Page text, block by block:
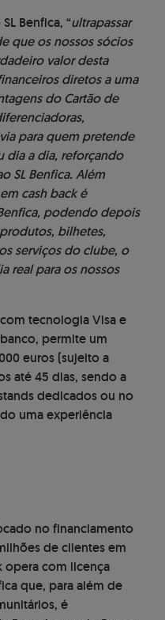
Benfica, “ultrapassar
que os nossos sócios
valor desta
diretos a uma
do Cartão de
para quem pretende
dia a dia, reforçando
SL Benfica. Além
cash back é
podendo depois
bilhetes,
serviços do clube, o
real para os nossos
tecnologia Visa e
permite um
euros (sujeito a
até 45 dias, sendo a
dedicados ou no
uma experiência
no financiamento
de clientes em
opera com licença
que, para além de
é